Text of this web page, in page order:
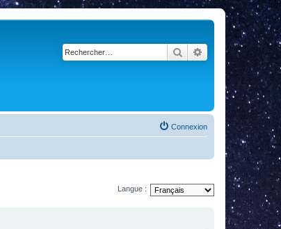
RechercherRecherche
Connexion
Langue :